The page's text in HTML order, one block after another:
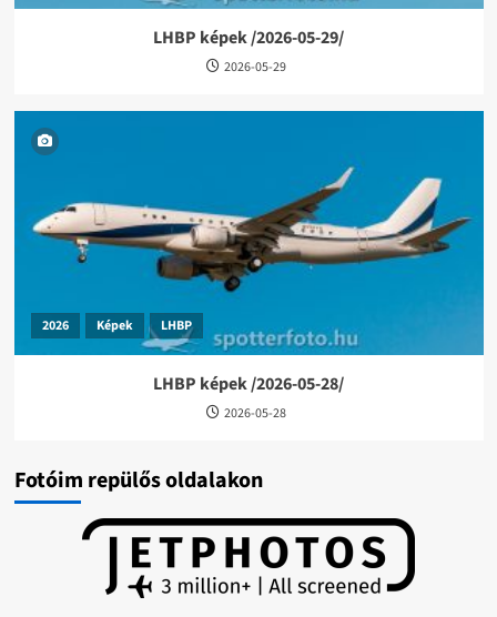
LHBP képek /2026-05-29/
2026-05-29
2026 Képek LHBP
LHBP képek /2026-05-28/
2026-05-28
Fotóim repülős oldalakon